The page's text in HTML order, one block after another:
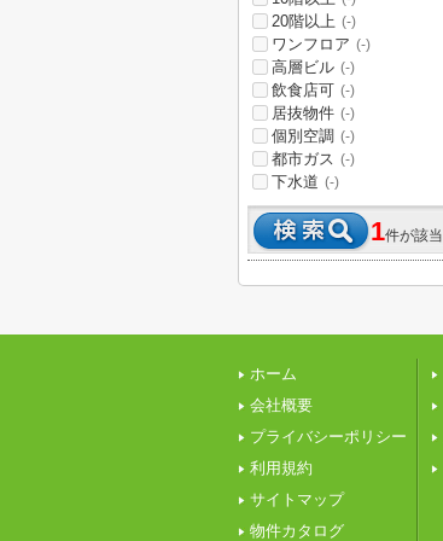
20階以上 (-)
ワンフロア (-)
高層ビル (-)
飲食店可 (-)
居抜物件 (-)
個別空調 (-)
都市ガス (-)
下水道 (-)
1件が該当
ホーム
会社概要
プライバシーポリシー
利用規約
サイトマップ
物件カタログ